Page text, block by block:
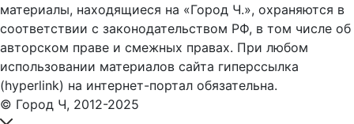
материалы, находящиеся на «Город Ч.», охраняются в
соответствии с законодательством РФ, в том числе об
авторском праве и смежных правах. При любом
использовании материалов сайта гиперссылка
(hyperlink) на интернет-портал обязательна.
© Город Ч, 2012-2025